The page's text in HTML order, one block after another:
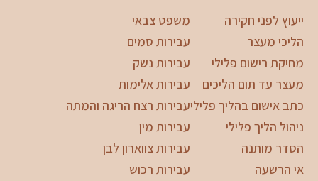
ייעוץ לפני חקירה
הליכי מעצר
מחיקת רישום פלילי
מעצר עד תום הליכים
כתב אישום בהליך פלילי
ניהול הליך פלילי
הסדר מותנה
אי הרשעה
משפט צבאי
עבירות סמים
עבירות נשק
עבירות אלימות
עבירות רצח הריגה והמתה
עבירות מין
עבירות צווארון לבן
עבירות רכוש